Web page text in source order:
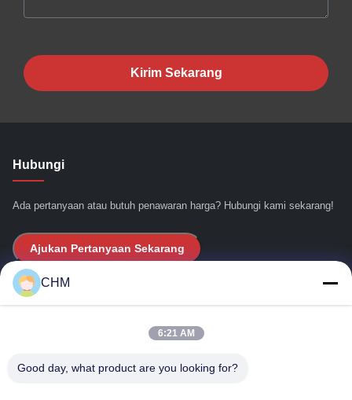
Kirim Sekarang
Hubungi
Ada pertanyaan atau butuh penawaran harga? Hubungi kami sekarang!
Ajukan Pertanyaan Sekarang
Tautan Cepat
Tentang Kami
CHM
6:21 AM
Good day, what product are you looking for?